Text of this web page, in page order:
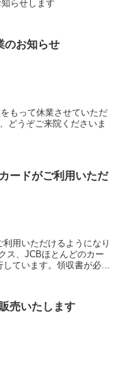
らせします
のお知らせ
もって休業させていただ
どうぞご来院くださいま
ードがご利用いただ
用いただけるようになり
ス、JCBほとんどのカー
しています。領収書が必要
売いたします